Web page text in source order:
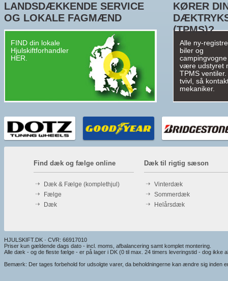
LANDSDÆKKENDE SERVICE
OG LOKALE FAGMÆND
FIND din lokale
Hjulskiftforhandler
HER.
KØRER
(TPMS)?
Alle ny-
biler og
campingvogne
være udstyret
TPMS
tvivl, så
mekaniker.
Find dæk og fælge online
Dæk & Fælge (komplethjul)
Fælge
Dæk
Dæk til rigtig sæson
Vinterdæk
Sommerdæk
Helårsdæk
HJULSKIFT.DK · CVR: 66917010
Priser kun gældende dags dato - incl. moms, afbalancering samt komplet montering.
Alle dæk - og de fleste fælge - er på lager i DK (0 til max. 24 timers leveringstid - dog ikke
Bemærk: Der tages forbehold for udsolgte varer, da beholdningerne kan ændre sig inden